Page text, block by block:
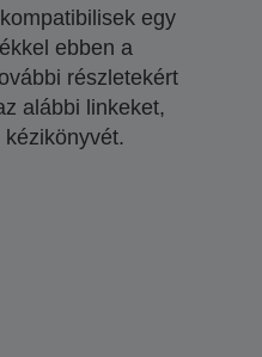
egy
ebben a
részletekért
alábbi linkeket,